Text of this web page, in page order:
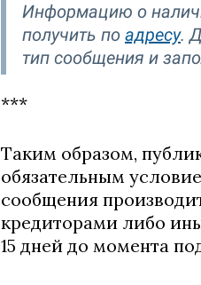
Информацию о
получить по адресу.
тип сообщения и
***
Таким образом,
обязательным
сообщения
кредиторами либо
15 дней до момента